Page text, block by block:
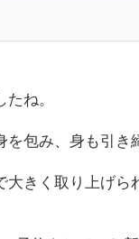
ね。
包み、身も引き
大きく取り上げ